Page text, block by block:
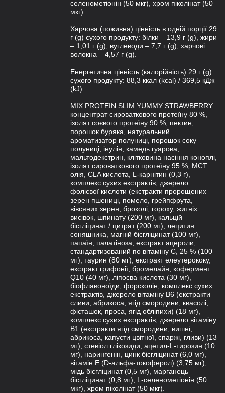
селенометіонін (50 мкг), хром піколінат (50
мкг).
Харчова (поживна) цінність в одній порції 29
г (g) сухого продукту: білки – 13,9 г (g), жири
– 1,01 г (g), вуглеводи – 7,7 г (g), харчові
волокна – 4,57 г (g).
Енергетична цінність (калорійність) 29 г (g)
сухого продукту: 88,3 ккал (kcal) / 369,5 кДж
(kJ).
MIX PROTEIN SLIM YUMMУ STRAWBERRY:
концентрат сироваткового протеїну 80 %,
ізолят соєвого протеїну 90 %, пектин,
порошок буряка, натуральний
ароматизатор полуниці, порошок соку
полуниці, інулін, камедь гуарова,
мальтодекстрин, клітковина насіння коноплі,
ізолят сироваткового протеїну 95 %, МСТ
олія, CLA кислота, L-карнітин (0,3 г),
комплекс сухих екстрактів, джерело
фолієвої кислоти (екстракти пророщених
зерен пшениці, помело, грейпфрута,
вівсяних зерен, броколі, гороху, житніх
висівок, шпинату (200 мг), кальцій
бісгліцинат / цитрат (200 мг), лецитин
соняшника, магній бісгліцинат (100 мг),
папаїн, палатіноза, екстракт ацероли,
стандартизований по вітаміну С, 25 % (100
мг), таурин (80 мг), екстракт елеутерококу,
екстракт грифонії, бромелайн, кофермент
Q10 (40 мг), ліпоєва кислота (30 мг),
біофлавоноїди, форсколін, комплекс сухих
екстрактів, джерело вітаміну В6 (екстракти
сливи, абрикоса, ягід смородини, квасолі,
фісташок, проса, ягід обліпихи) (18 мг),
комплекс сухих екстрактів, джерело вітаміну
В1 (екстракти ягід смородини, вишні,
абрикоса, капусти цвітної, спаржі, гливи) (13
мг), стевіол глікозиди, ацетил-L-тирозин (10
мг), нарингенін, цинк бісгліцинат (6,0 мг),
вітамін Е (D-aльфа-токоферол) (3,75 мг),
мідь бісгліцинат (0,5 мг), марганець
бісгліцинат (0,8 мг), L-селенометіонін (50
мкг), хром піколінат (50 мкг).